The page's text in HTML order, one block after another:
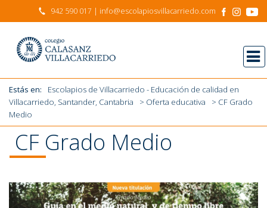
942 590 017 | info@escolapiosvillacarriedo.com
Estás en:
Escolapios de Villacarriedo - Educación de calidad en
Villacarriedo, Santander, Cantabria
> Oferta educativa
> CF Grado
Medio
CF Grado Medio